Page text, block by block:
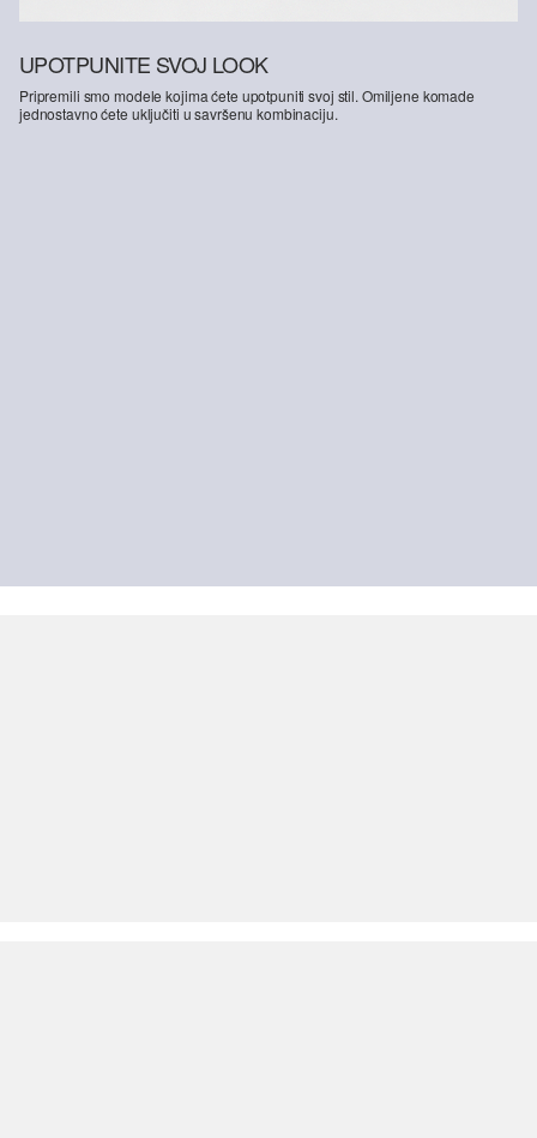
UPOTPUNITE SVOJ LOOK
Pripremili smo modele kojima ćete upotpuniti svoj stil. Omiljene komade
jednostavno ćete uključiti u savršenu kombinaciju.